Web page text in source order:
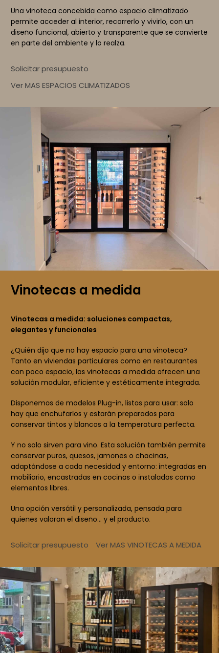
Una vinoteca concebida como espacio climatizado
permite acceder al interior, recorrerlo y vivirlo, con un
diseño funcional, abierto y transparente que se convierte
en parte del ambiente y lo realza.
Solicitar presupuesto
Ver MAS ESPACIOS CLIMATIZADOS
Vinotecas a medida
Vinotecas a medida: soluciones compactas,
elegantes y funcionales
¿Quién dijo que no hay espacio para una vinoteca?
Tanto en viviendas particulares como en restaurantes
con poco espacio, las vinotecas a medida ofrecen una
solución modular, eficiente y estéticamente integrada.
Disponemos de modelos Plug-in, listos para usar: solo
hay que enchufarlos y estarán preparados para
conservar tintos y blancos a la temperatura perfecta.
Y no solo sirven para vino. Esta solución también permite
conservar puros, quesos, jamones o chacinas,
adaptándose a cada necesidad y entorno: integradas en
mobiliario, encastradas en cocinas o instaladas como
elementos libres.
Una opción versátil y personalizada, pensada para
quienes valoran el diseño… y el producto.
Solicitar presupuesto Ver MAS VINOTECAS A MEDIDA